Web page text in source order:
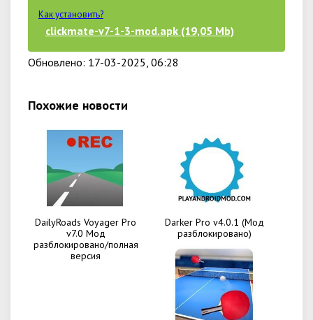
Как установить?
clickmate-v7-1-3-mod.apk (19,05 Mb)
Обновлено: 17-03-2025, 06:28
Похожие новости
DailyRoads Voyager Pro
v7.0 Мод
разблокировано/полная
версия
Darker Pro v4.0.1 (Мод
разблокировано)